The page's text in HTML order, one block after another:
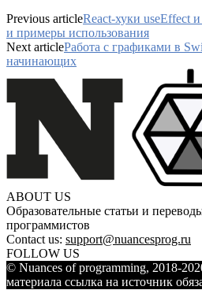
Previous articleReact-хуки useEffect
и примеры использования
Next articleРабота с графиками в
начинающих
ABOUT US
Образовательные статьи и
программистов
Contact us: support@nuancesprog.ru
FOLLOW US
© Nuances of programming, 2018-
материала ссылка на источник